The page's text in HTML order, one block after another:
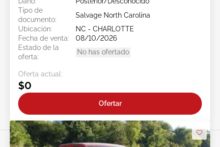
Tipo de
documento:
Salvage North Carolina
Ubicación:
NC - CHARLOTTE
Fecha de venta:
08/10/2026
Estado de la
oferta:
No has ofertado
Oferta actual:
$0
Ofertar